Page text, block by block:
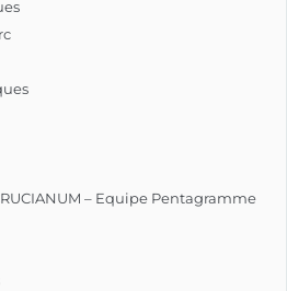
– Equipe Pentagramme